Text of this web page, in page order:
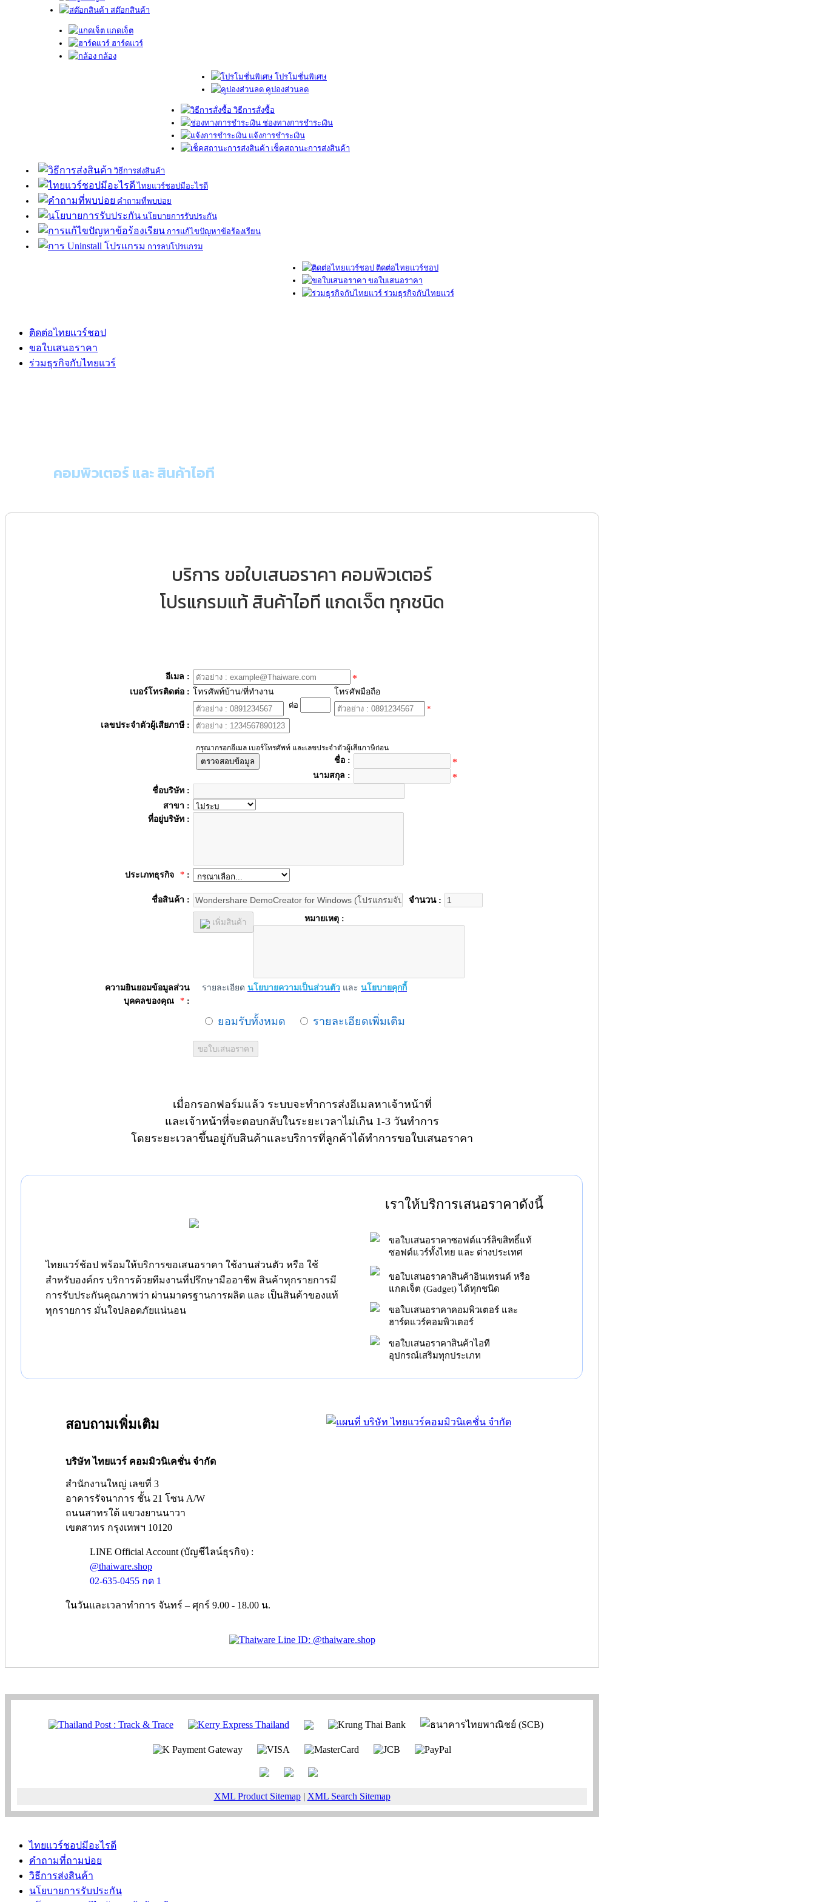
สต๊อกสินค้า
แกดเจ็ต
ฮาร์ดแวร์
กล้อง
โปรโมชั่นพิเศษ
คูปองส่วนลด
วิธีการสั่งซื้อ
ช่องทางการชำระเงิน
แจ้งการชำระเงิน
เช็คสถานะการส่งสินค้า
วิธีการส่งสินค้า
ไทยแวร์ชอปมีอะไรดี
คำถามที่พบบ่อย
นโยบายการรับประกัน
การแก้ไขปัญหาข้อร้องเรียน
การลบโปรแกรม
ติดต่อไทยแวร์ชอป
ขอใบเสนอราคา
ร่วมธุรกิจกับไทยแวร์
ติดต่อไทยแวร์ชอป
ขอใบเสนอราคา
ร่วมธุรกิจกับไทยแวร์
คอมพิวเตอร์ และ สินค้าไอที
บริการ ขอใบเสนอราคา คอมพิวเตอร์
โปรแกรมแท้ สินค้าไอที แกดเจ็ต ทุกชนิด
อีเมล : *
เบอร์โทรติดต่อ : โทรศัพท์บ้าน/ที่ทำงาน
ต่อ
โทรศัพมือถือ
*
เลขประจำตัวผู้เสียภาษี :
กรุณากรอกอีเมล เบอร์โทรศัพท์ และเลขประจำตัวผู้เสียภาษีก่อน
ตรวจสอบข้อมูล ชื่อ : *
นามสกุล : *
ชื่อบริษัท :
สาขา :
ที่อยู่บริษัท :
ประเภทธุรกิจ * :
ชื่อสินค้า : จำนวน :
เพิ่มสินค้า หมายเหตุ :
ความยินยอมข้อมูลส่วน
บุคคลของคุณ
* :
รายละเอียด นโยบายความเป็นส่วนตัว และ นโยบายคุกกี้
ยอมรับทั้งหมด รายละเอียดเพิ่มเติม
เมื่อกรอกฟอร์มแล้ว ระบบจะทำการส่งอีเมลหาเจ้าหน้าที่
และเจ้าหน้าที่จะตอบกลับในระยะเวลาไม่เกิน 1-3 วันทำการ
โดยระยะเวลาขึ้นอยู่กับสินค้าและบริการที่ลูกค้าได้ทำการขอใบเสนอราคา
ไทยแวร์ช้อป พร้อมให้บริการขอเสนอราคา ใช้งานส่วนตัว หรือ ใช้
สำหรับองค์กร บริการด้วยทีมงานที่ปรึกษามืออาชีพ สินค้าทุกรายการมี
การรับประกันคุณภาพว่า ผ่านมาตรฐานการผลิต และ เป็นสินค้าของแท้
ทุกรายการ มั่นใจปลอดภัยแน่นอน
เราให้บริการเสนอราคาดังนี้
ขอใบเสนอราคาซอฟต์แวร์ลิขสิทธิ์แท้
ซอฟต์แวร์ทั้งไทย และ ต่างประเทศ
ขอใบเสนอราคาสินค้าอินเทรนด์ หรือ
แกดเจ็ต (Gadget) ได้ทุกชนิด
ขอใบเสนอราคาคอมพิวเตอร์ และ
ฮาร์ดแวร์คอมพิวเตอร์
ขอใบเสนอราคาสินค้าไอที
อุปกรณ์เสริมทุกประเภท
สอบถามเพิ่มเติม
บริษัท ไทยแวร์ คอมมิวนิเคชั่น จำกัด
สำนักงานใหญ่ เลขที่ 3
อาคารรัจนาการ ชั้น 21 โซน A/W
ถนนสาทรใต้ แขวงยานนาวา
เขตสาทร กรุงเทพฯ 10120
LINE Official Account (บัญชีไลน์ธุรกิจ) :
@thaiware.shop
02-635-0455 กด 1
ในวันและเวลาทำการ จันทร์ – ศุกร์ 9.00 - 18.00 น.
XML Product Sitemap| XML Search Sitemap
ไทยแวร์ชอปมีอะไรดี
คำถามที่ถามบ่อย
วิธีการส่งสินค้า
นโยบายการรับประกัน